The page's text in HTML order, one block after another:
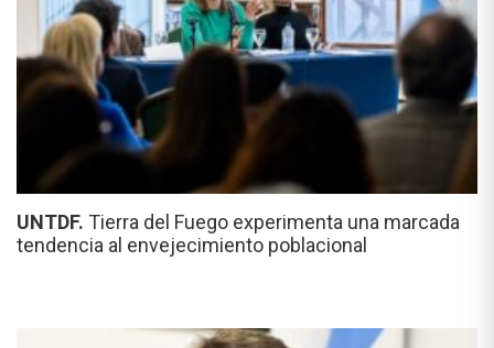
UNTDF. Tierra del Fuego experimenta una marcada
tendencia al envejecimiento poblacional